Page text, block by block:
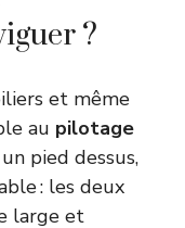
?
et même
au pilotage
pied dessus,
: les deux
large et